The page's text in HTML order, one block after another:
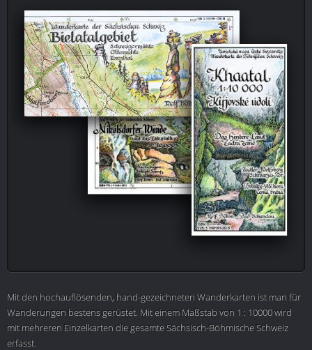
Mit den hochauflösenden, hand-gezeichneten Wanderkarten ist man für
Wanderungen bestens gerüstet. Mit einem Maßstab von 1 : 10000 wird
mit mehreren Einzelkarten die gesamte Sächsisch-Böhmische Schweiz
erfasst.